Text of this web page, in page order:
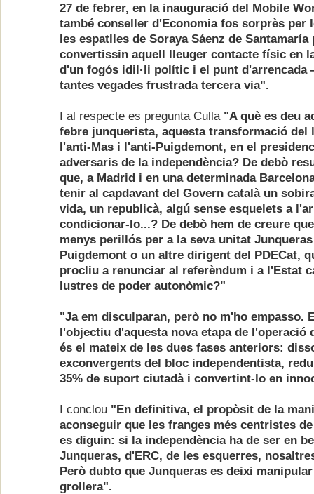
27 de febrer, en la inauguració del Mobile
també conseller d'Economia fos sorprès per
les espatlles de Soraya Sáenz de Santamaría
convertissin aquell lleuger contacte físic en
d'un fogós idil·li polític i el punt
tantes vegades frustrada tercera via".
I al respecte es pregunta Culla "A què es deu
febre junquerista, aquesta transformació del
l'anti-Mas i l'anti-Puigdemont, en el
adversaris de la independència? De debò
que, a Madrid i en una determinada
tenir al capdavant del Govern català un
vida, un republicà, algú sense esquelets a
condicionar-lo...? De debò hem de creure
menys perillós per a la seva unitat
Puigdemont o un altre dirigent del PDECat,
procliu a renunciar al referèndum i a l'Estat
lustres de poder autonòmic?"
"Ja em disculparan, però no m'ho empasso.
l'objectiu d'aquesta nova etapa de l'operació
és el mateix de les dues fases anteriors:
exconvergents del bloc independentista,
35% de suport ciutadà i convertint-lo en
I conclou "En definitiva, el propòsit de la
aconseguir que les franges més centristes
es diguin: si la independència ha de ser en
Junqueras, d'ERC, de les esquerres,
Però dubto que Junqueras es deixi
grollera".